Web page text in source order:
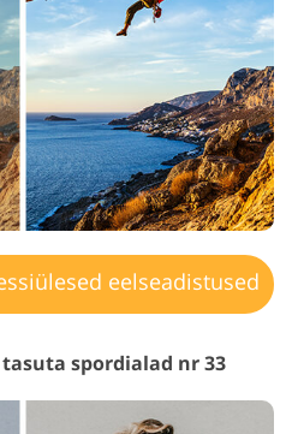
eelseadistused
spordialad nr 33